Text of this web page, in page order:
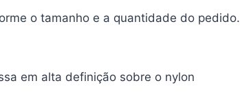
o tamanho e a quantidade do pedido.
em alta definição sobre o nylon